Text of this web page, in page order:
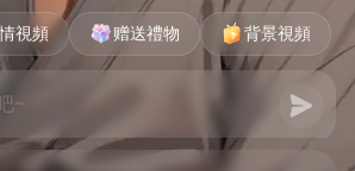
視頻 赠送禮物 背景視頻